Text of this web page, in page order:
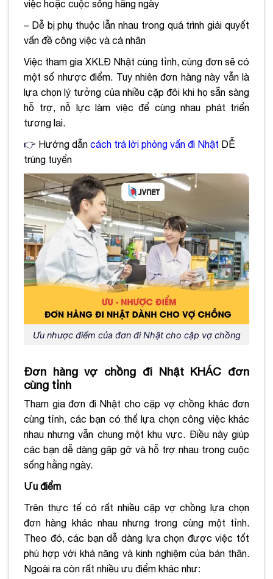
việc hoặc cuộc sống hằng ngày
– Dễ bị phụ thuộc lẫn nhau trong quá trình giải quyết
vấn đề công việc và cá nhân
Việc tham gia XKLĐ Nhật cùng tỉnh, cùng đơn sẽ có
một số nhược điểm. Tuy nhiên đơn hàng này vẫn là
lựa chọn lý tưởng của nhiều cặp đôi khi họ sẵn sàng
hỗ trợ, nỗ lực làm việc để cùng nhau phát triển
tương lai.
👉 Hướng dẫn cách trả lời phỏng vấn đi Nhật DỄ
trúng tuyển
Ưu nhược điểm của đơn đi Nhật cho cặp vợ chồng
Đơn hàng vợ chồng đi Nhật KHÁC đơn
cùng tỉnh
Tham gia đơn đi Nhật cho cặp vợ chồng khác đơn
cùng tỉnh, các bạn có thể lựa chọn công việc khác
nhau nhưng vẫn chung một khu vực. Điều này giúp
các bạn dễ dàng gặp gỡ và hỗ trợ nhau trong cuộc
sống hằng ngày.
Ưu điểm
Trên thực tế có rất nhiều cặp vợ chồng lựa chọn
đơn hàng khác nhau nhưng trong cùng một tỉnh.
Theo đó, các bạn dễ dàng lựa chọn được việc tốt
phù hợp với khả năng và kinh nghiệm của bản thân.
Ngoài ra còn rất nhiều ưu điểm khác như: